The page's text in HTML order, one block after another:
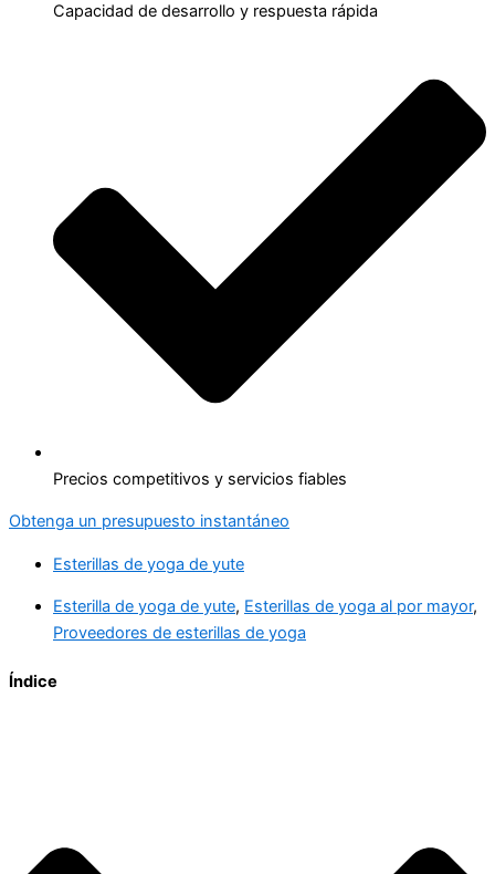
Capacidad de desarrollo y respuesta rápida
Precios competitivos y servicios fiables
Obtenga un presupuesto instantáneo
Esterillas de yoga de yute
Esterilla de yoga de yute, Esterillas de yoga al por mayor,
Proveedores de esterillas de yoga
Índice